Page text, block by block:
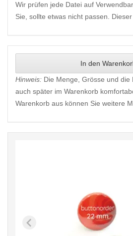
Wir prüfen jede Datei auf
Sie, sollte etwas nicht passen.
In den
Hinweis: Die Menge, Grösse und die
auch später im Warenkorb
Warenkorb aus können Sie weitere